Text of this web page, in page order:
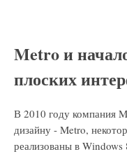
Metro и
плоских
В 2010 году компания
дизайну - Metro,
реализованы в